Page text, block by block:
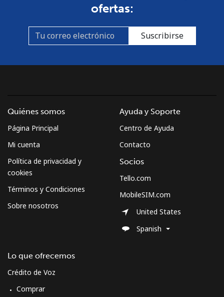
ofertas:
Suscribirse
Quiénes somos
Página Principal
Mi cuenta
Política de privacidad y
cookies
Términos y Condiciones
Sobre nosotros
Lo que ofrecemos
Crédito de Voz
Comprar
Ayuda y Soporte
Centro de Ayuda
Contacto
Socios
Tello.com
MobileSIM.com
United States
Spanish